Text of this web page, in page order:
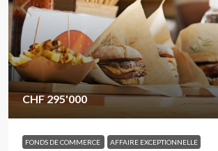
CHF 295'000
FONDS DE COMMERCE AFFAIRE EXCEPTIONNELLE